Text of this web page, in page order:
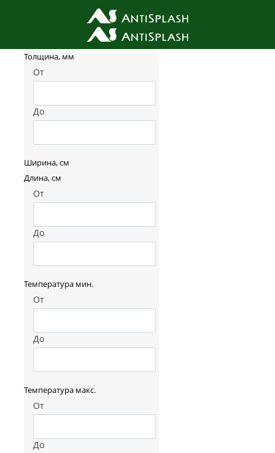
Фильтр товаров
Толщина, мм
От
До
Ширина, см
Длина, см
От
До
Температура мин.
От
До
Температура макс.
От
До